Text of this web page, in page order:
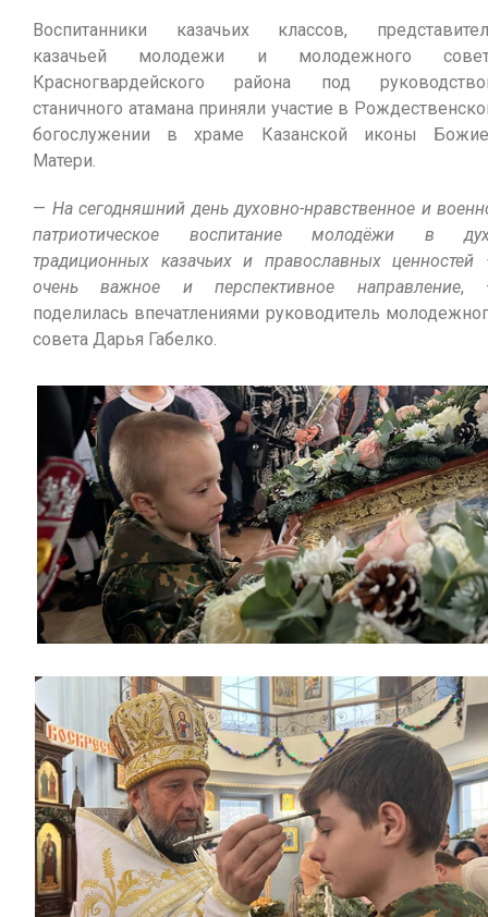
Воспитанники казачьих классов,
казачьей молодежи и молодежного
Красногвардейского района под
станичного атамана приняли участие в
богослужении в храме Казанской иконы
Матери.
— На сегодняшний день духовно-нравственное и
патриотическое воспитание молодёжи в
традиционных казачьих и православных ценностей
очень важное и перспективное направление,
поделилась впечатлениями руководитель
совета Дарья Габелко.